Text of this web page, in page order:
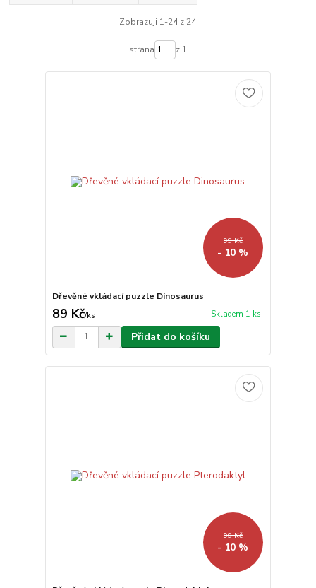
Zobrazuji 1-24 z 24
strana z 1
99 Kč
- 10 %
Dřevěné vkládací puzzle Dinosaurus
89 Kč/ks Skladem 1 ks
Přidat do košíku
99 Kč
- 10 %